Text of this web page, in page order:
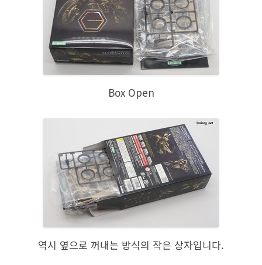
Box Open
역시 옆으로 꺼내는 방식의 작은 상자입니다.